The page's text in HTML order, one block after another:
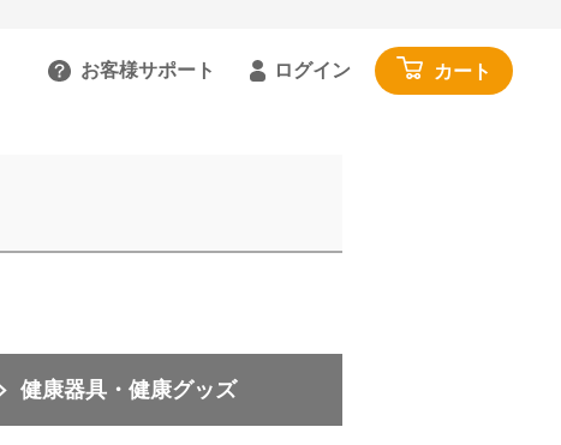
お客様サポート ログイン カート
寝具・家具・収納
布団・毛布
健康器具・健康グッズ